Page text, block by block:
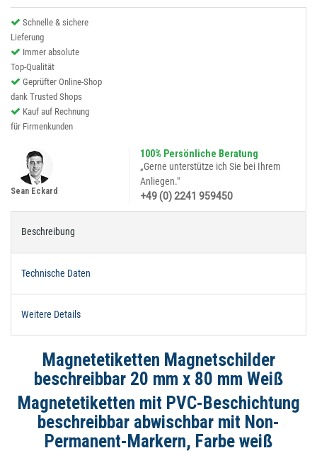
Schnelle & sichere
Lieferung
Immer absolute
Top-Qualität
Geprüfter Online-Shop
dank Trusted Shops
Kauf auf Rechnung
für Firmenkunden
100% Persönliche Beratung
„Gerne unterstütze ich Sie bei Ihrem
Anliegen."
+49 (0) 2241 959450
Sean Eckard
Beschreibung
Technische Daten
Weitere Details
Magnetetiketten Magnetschilder
beschreibbar 20 mm x 80 mm Weiß
Magnetetiketten mit PVC-Beschichtung
beschreibbar abwischbar mit Non-
Permanent-Markern, Farbe weiß